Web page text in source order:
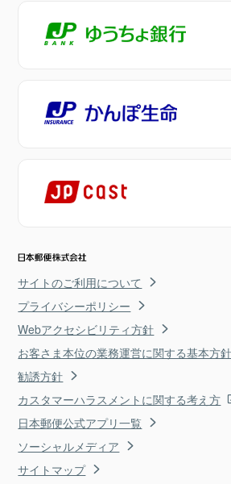
サイトのご利用について
プライバシーポリシー
Webアクセシビリティ方針
お客さま本位の業務運営に関する基本方針
勧誘方針
カスタマーハラスメントに関する考え方
日本郵便公式アプリ一覧
ソーシャルメディア
サイトマップ